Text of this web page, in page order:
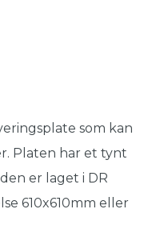
som kan
Platen har et tynt
er laget i DR
610x610mm eller